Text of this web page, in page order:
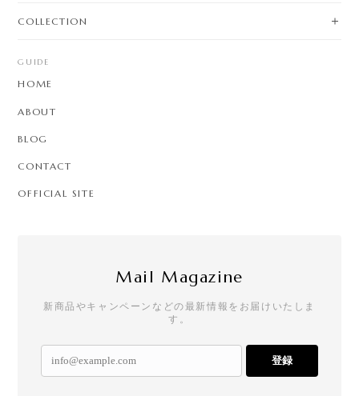
COLLECTION
GUIDE
HOME
ABOUT
BLOG
CONTACT
OFFICIAL SITE
Mail Magazine
新商品やキャンペーンなどの最新情報をお届けいたしま
す。
登録